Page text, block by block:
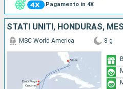
Pagamento in 4X
STATI UNITI, HONDURAS,
MSC World America 8 g